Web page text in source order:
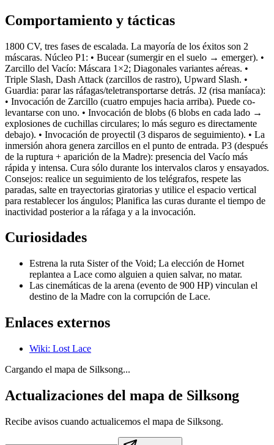
Comportamiento y tácticas
1800 CV, tres fases de escalada. La mayoría de los éxitos son 2
máscaras. Núcleo P1: • Bucear (sumergir en el suelo → emerger). •
Zarcillo del Vacío: Máscara 1×2; Diagonales variantes aéreas. •
Triple Slash, Dash Attack (zarcillos de rastro), Upward Slash. •
Guardia: parar las ráfagas/teletransportarse detrás. J2 (risa maníaca):
• Invocación de Zarcillo (cuatro empujes hacia arriba). Puede co-
levantarse con uno. • Invocación de blobs (6 blobs en cada lado →
explosiones de cuchillas circulares; lo más seguro es directamente
debajo). • Invocación de proyectil (3 disparos de seguimiento). • La
inmersión ahora genera zarcillos en el punto de entrada. P3 (después
de la ruptura + aparición de la Madre): presencia del Vacío más
rápida y intensa. Cura sólo durante los intervalos claros y ensayados.
Consejos: realice un seguimiento de los telégrafos, respete las
paradas, salte en trayectorias giratorias y utilice el espacio vertical
para restablecer los ángulos; Planifica las curas durante el tiempo de
inactividad posterior a la ráfaga y a la invocación.
Curiosidades
Estrena la ruta Sister of the Void; La elección de Hornet
replantea a Lace como alguien a quien salvar, no matar.
Las cinemáticas de la arena (evento de 900 HP) vinculan el
destino de la Madre con la corrupción de Lace.
Enlaces externos
Wiki: Lost Lace
Cargando el mapa de Silksong...
Actualizaciones del mapa de Silksong
Recibe avisos cuando actualicemos el mapa de Silksong.